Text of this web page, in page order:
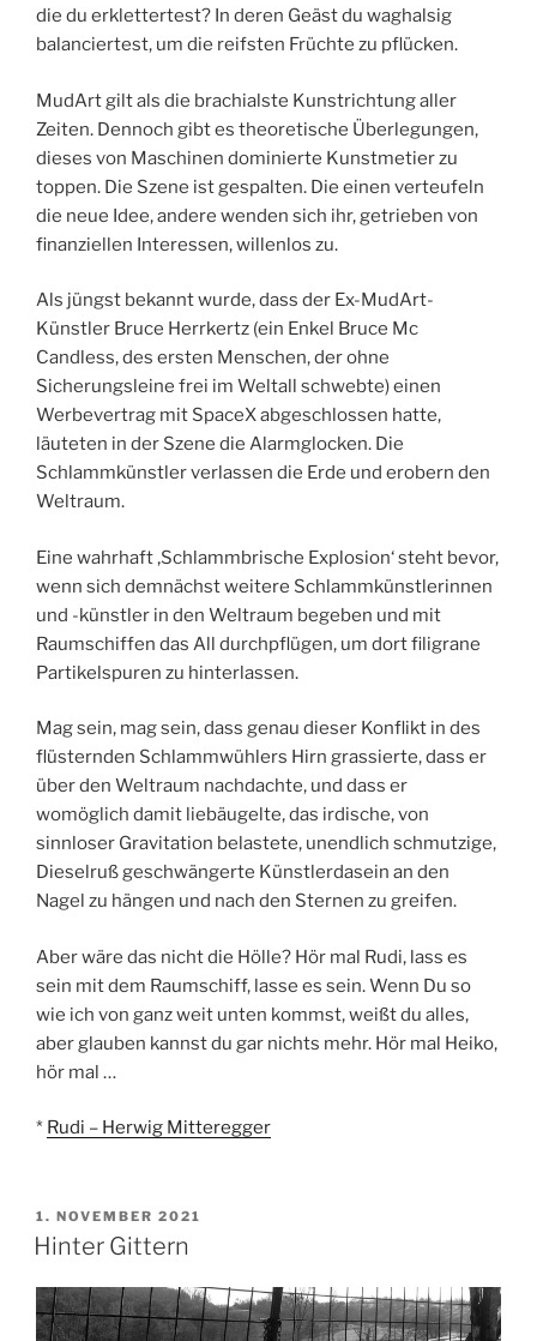
die du erklettertest? In deren Geäst du waghalsig
balanciertest, um die reifsten Früchte zu pflücken.
MudArt gilt als die brachialste Kunstrichtung aller
Zeiten. Dennoch gibt es theoretische Überlegungen,
dieses von Maschinen dominierte Kunstmetier zu
toppen. Die Szene ist gespalten. Die einen verteufeln
die neue Idee, andere wenden sich ihr, getrieben von
finanziellen Interessen, willenlos zu.
Als jüngst bekannt wurde, dass der Ex-MudArt-
Künstler Bruce Herrkertz (ein Enkel Bruce Mc
Candless, des ersten Menschen, der ohne
Sicherungsleine frei im Weltall schwebte) einen
Werbevertrag mit SpaceX abgeschlossen hatte,
läuteten in der Szene die Alarmglocken. Die
Schlammkünstler verlassen die Erde und erobern den
Weltraum.
Eine wahrhaft ‚Schlammbrische Explosion‘ steht bevor,
wenn sich demnächst weitere Schlammkünstlerinnen
und -künstler in den Weltraum begeben und mit
Raumschiffen das All durchpflügen, um dort filigrane
Partikelspuren zu hinterlassen.
Mag sein, mag sein, dass genau dieser Konflikt in des
flüsternden Schlammwühlers Hirn grassierte, dass er
über den Weltraum nachdachte, und dass er
womöglich damit liebäugelte, das irdische, von
sinnloser Gravitation belastete, unendlich schmutzige,
Dieselruß geschwängerte Künstlerdasein an den
Nagel zu hängen und nach den Sternen zu greifen.
Aber wäre das nicht die Hölle? Hör mal Rudi, lass es
sein mit dem Raumschiff, lasse es sein. Wenn Du so
wie ich von ganz weit unten kommst, weißt du alles,
aber glauben kannst du gar nichts mehr. Hör mal Heiko,
hör mal …
* Rudi – Herwig Mitteregger
VERÖFFENTLICHT
AM
1. NOVEMBER 2021
Hinter Gittern